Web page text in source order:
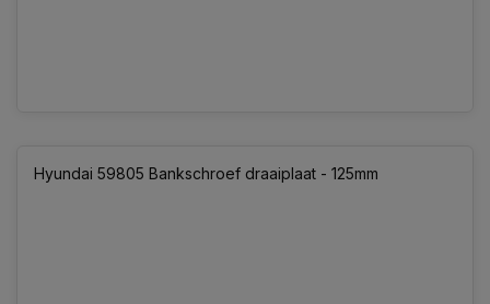
Hyundai 59805 Bankschroef draaiplaat - 125mm